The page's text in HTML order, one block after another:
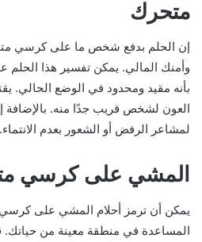
متحرك
إن الحلم بدفع شخص ما على كرسي
وأمنك المالي. يمكن تفسير هذا الحلم
بأنه مقيد ومحدود في الوضع الحالي.
العون لشخص قريب جدًا منه. بالإضافة
لمشاعر الرفض أو الشعور بعدم الانتماء.
المشي على كرسي
يمكن أن ترمز أحلام المشي على
المساعدة في منطقة معينة من حياتك.